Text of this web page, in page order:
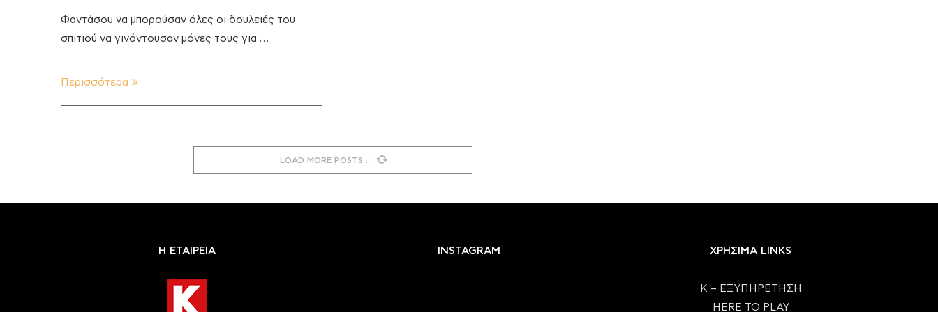
Φαντάσου να μπορούσαν όλες οι δουλειές του
σπιτιού να γινόντουσαν μόνες τους για …
Περισσότερα
LOAD MORE POSTS
Η ΕΤΑΙΡΕΙΑ INSTAGRAM ΧΡΗΣΙΜΑ LINKS
Κ – ΕΞΥΠΗΡΕΤΗΣΗ
HERE TO PLAY